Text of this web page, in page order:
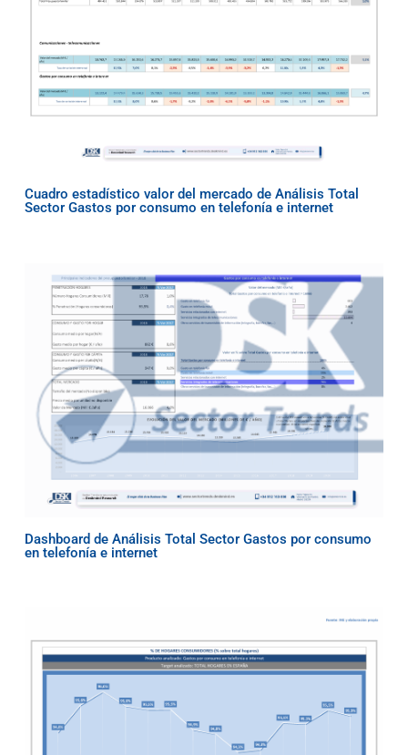
Cuadro estadístico valor del mercado de Análisis Total
Sector Gastos por consumo en telefonía e internet
Dashboard de Análisis Total Sector Gastos por consumo
en telefonía e internet